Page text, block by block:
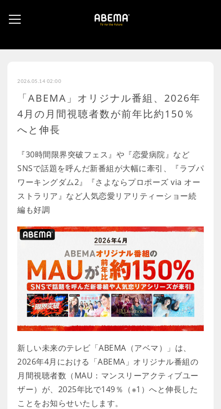
2026.05.14 02:00
「ABEMA」オリジナル番組、2026年
4月の月間視聴者数が前年比約150％
へと伸長
『30時間限界突破フェス』や『恋愛病院』など
SNSで話題を呼んだ新番組が大幅に牽引、『ラブパ
ワーキングダム2』『さよならプロポーズ via オー
ストラリア』など人気恋愛リアリティーショー続
編も好調
新しい未来のテレビ「ABEMA（アベマ）」は、
2026年4月における「ABEMA」オリジナル番組の
月間視聴者数（MAU：マンスリーアクティブユー
ザー）が、2025年比で149％（※1）へと伸長した
ことをお知らせいたします。